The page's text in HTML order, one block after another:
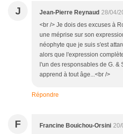
J Jean-Pierre Reynaud 28/04/
<br /> Je dois des excuses à
une méprise sur son
néophyte que je suis s'est
alors que l'expression
l'un des responsables de G. &
apprend à tout âge...<br />
Répondre
F Francine Bouichou-Orsini 20/